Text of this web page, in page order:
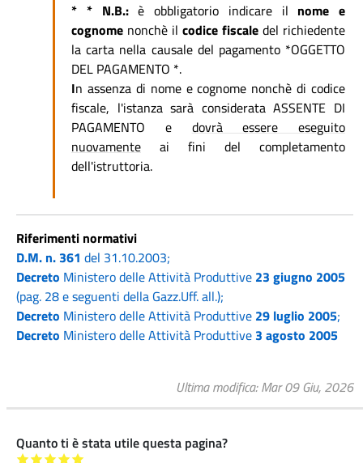
* * N.B.:è obbligatorio indicare il nome e
cognome nonchè il codice fiscale del richiedente
la carta nella causale del pagamento *OGGETTO
DEL PAGAMENTO *.
In assenza di nome e cognome nonchè di codice
fiscale, l'istanza sarà considerata ASSENTE DI
PAGAMENTO e dovrà essere eseguito
nuovamente ai fini del completamento
dell'istruttoria.
Riferimenti normativi
D.M. n. 361 del 31.10.2003;
Decreto Ministero delle Attività Produttive 23 giugno 2005
(pag. 28 e seguenti della Gazz.Uff. all.);
Decreto Ministero delle Attività Produttive 29 luglio 2005;
Decreto Ministero delle Attività Produttive 3 agosto 2005
Ultima modifica Mar 09 Giu, 2026
Quanto ti è stata utile questa pagina?